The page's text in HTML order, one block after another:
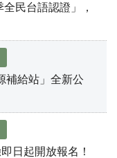
民台語認證」，
補給站」全新公
日起開放報名！